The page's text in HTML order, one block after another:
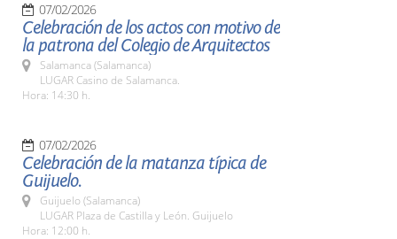
07/02/2026
Celebración de los actos con motivo de
la patrona del Colegio de Arquitectos
Salamanca (Salamanca)
LUGAR Casino de Salamanca.
Hora: 14:30 h.
07/02/2026
Celebración de la matanza típica de
Guijuelo.
Guijuelo (Salamanca)
LUGAR Plaza de Castilla y León. Guijuelo
Hora: 12:00 h.